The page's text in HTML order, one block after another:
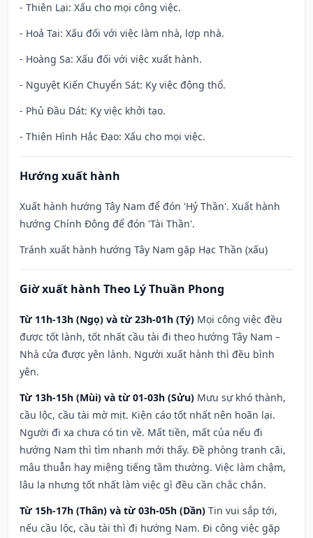
- Thiên Lại: Xấu cho mọi công việc.
- Hoả Tai: Xấu đối với việc làm nhà, lợp nhà.
- Hoàng Sa: Xấu đối với việc xuất hành.
- Nguyệt Kiến Chuyển Sát: Kỵ việc động thổ.
- Phủ Đầu Dát: Kỵ việc khởi tạo.
- Thiên Hình Hắc Đạo: Xấu cho mọi việc.
Hướng xuất hành
Xuất hành hướng Tây Nam để đón 'Hỷ Thần'. Xuất hành
hướng Chính Đông để đón 'Tài Thần'.
Tránh xuất hành hướng Tây Nam gặp Hạc Thần (xấu)
Giờ xuất hành Theo Lý Thuần Phong
Từ 11h-13h (Ngọ) và từ 23h-01h (Tý) Mọi công việc đều
được tốt lành, tốt nhất cầu tài đi theo hướng Tây Nam –
Nhà cửa được yên lành. Người xuất hành thì đều bình
yên.
Từ 13h-15h (Mùi) và từ 01-03h (Sửu) Mưu sự khó thành,
cầu lộc, cầu tài mờ mịt. Kiện cáo tốt nhất nên hoãn lại.
Người đi xa chưa có tin về. Mất tiền, mất của nếu đi
hướng Nam thì tìm nhanh mới thấy. Đề phòng tranh cãi,
mâu thuẫn hay miệng tiếng tầm thường. Việc làm chậm,
lâu la nhưng tốt nhất làm việc gì đều cần chắc chắn.
Từ 15h-17h (Thân) và từ 03h-05h (Dần) Tin vui sắp tới,
nếu cầu lộc, cầu tài thì đi hướng Nam. Đi công việc gặp